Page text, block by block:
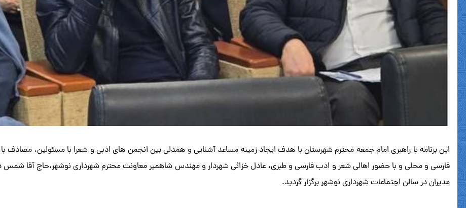
این برنامه با راهبری امام جمعه محترم شهرستان با هدف ایجاد زمینه مساعد آشنایی و همدلی بین انجمن های ادبی و شعرا با مسئولین،
فارسی و محلی و با حضور اهالی شعر و ادب فارسی و طبری، عادل خزائی شهردار و مهندس شاهمیر معاونت محترم شهرداری نوشهر،حاج آقا شمس
مدیران در سالن اجتماعات شهرداری نوشهر برگزار گردید.